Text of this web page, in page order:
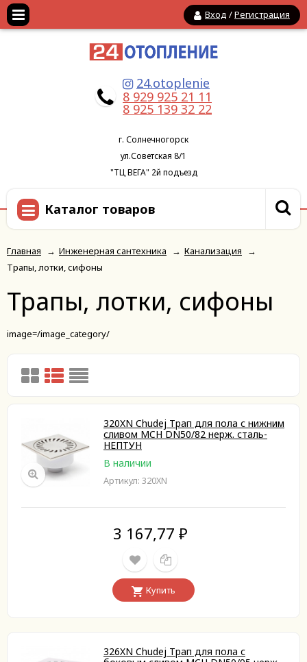
Вход /Регистрация
24.otoplenie
8 929 925 21 11
8 925 139 32 22
г. Солнечногорск
ул.Советская 8/1
"ТЦ ВЕГА" 2й подъезд
Каталог товаров
Главная → Инженерная сантехника → Канализация
→
Трапы, лотки, сифоны
Трапы, лотки, сифоны
image=/image_category/
320XN Chudej Трап для пола с нижним
сливом MCH DN50/82 нерж. сталь-
НЕПТУН
В наличии
Артикул: 320XN
3 167,77 ₽
Купить
326XN Chudej Трап для пола с